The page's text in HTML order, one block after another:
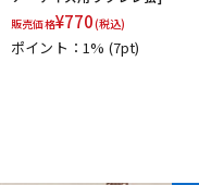
販売価格¥770(税込)
ポイント：1% (7pt)